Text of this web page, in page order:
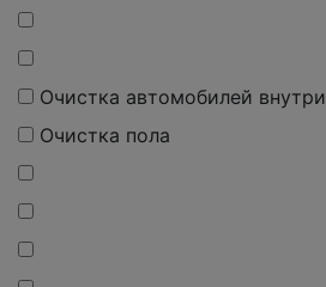
Очистка автомобилей внутри
Очистка пола